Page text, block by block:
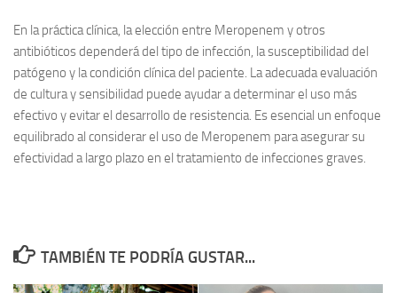
En la práctica clínica, la elección entre Meropenem y otros
antibióticos dependerá del tipo de infección, la susceptibilidad del
patógeno y la condición clínica del paciente. La adecuada evaluación
de cultura y sensibilidad puede ayudar a determinar el uso más
efectivo y evitar el desarrollo de resistencia. Es esencial un enfoque
equilibrado al considerar el uso de Meropenem para asegurar su
efectividad a largo plazo en el tratamiento de infecciones graves.
TAMBIÉN TE PODRÍA GUSTAR...